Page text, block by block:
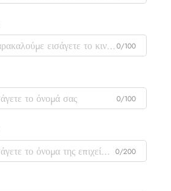
0/100
0/100
0/200